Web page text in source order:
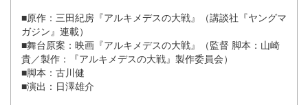
■原作：三田紀房『アルキメデスの大戦』（講談社『ヤングマ
ガジン』連載）
■舞台原案：映画『アルキメデスの大戦』（監督 脚本：山崎
貴／製作：『アルキメデスの大戦』製作委員会）
■脚本：古川健
■演出：日澤雄介